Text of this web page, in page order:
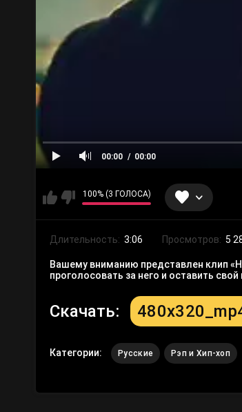
00:00 00:00
100% (3 ГОЛОСА)
Длительность: 3:06 Просмотров: 5
Вашему вниманию представлен клип
проголосовать за него и оставить
Скачать:
Категории: Русские Рэп и Хип-хоп